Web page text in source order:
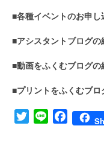
■各種イベントのお申し
■アシスタントブログの
■動画をふくむブログの
■プリントをふくむブロ
TwitterLine